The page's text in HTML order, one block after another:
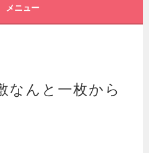
メニュー
なんと一枚から